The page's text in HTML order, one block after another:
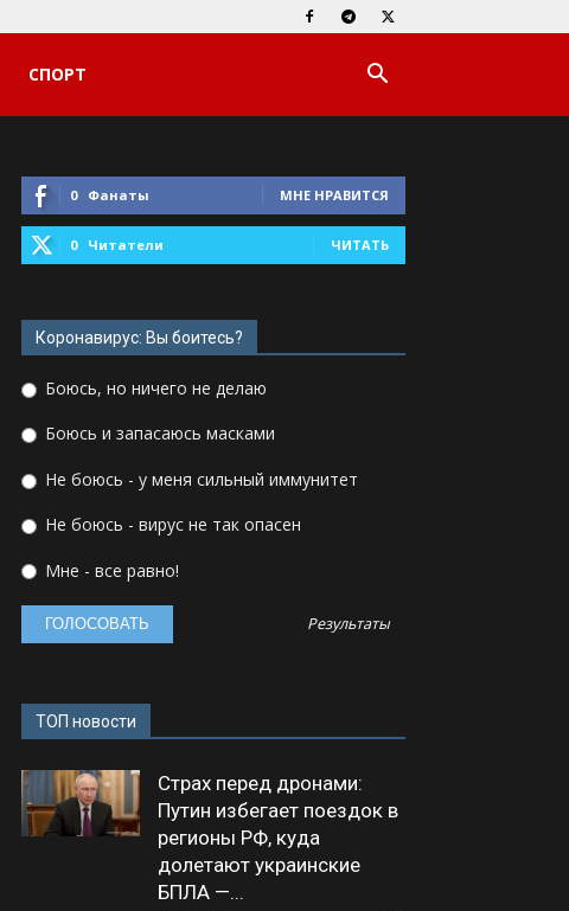
СПОРТ
0 Фанаты МНЕ НРАВИТСЯ
0 Читатели ЧИТАТЬ
Коронавирус: Вы боитесь?
Боюсь, но ничего не делаю
Боюсь и запасаюсь масками
Не боюсь - у меня сильный иммунитет
Не боюсь - вирус не так опасен
Мне - все равно!
Результаты
ТОП новости
Страх перед дронами:
Путин избегает поездок в
регионы РФ, куда
долетают украинские
БПЛА —...